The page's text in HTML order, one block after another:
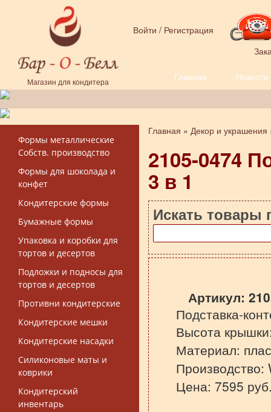
Перейти к основному содержанию
Магазин для кондитера
Войти / Регистрация
Главная Новости
Форма поиска
Формы металлические
Собств. производство
Формы для шоколада и
конфет
Кондитерские формы
Бумажные формы
Упаковка и коробки для
тортов и десертов
Подложки и подносы для
тортов и десертов
Противни кондитерские
Кондитерские мешки
Кондитерские насадки
Силиконовые маты и
коврики
Кондитерский
инвентарь
Вы здесь
Главная » Декор и украшения
2105-0474
3 в 1
Искать товары
Артикул:
Подставка-
Высота
Материал:
Цена: 7595